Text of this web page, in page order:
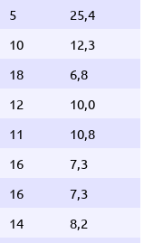
5
25,4
10
12,3
18
6,8
12
10,0
11
10,8
16
7,3
16
7,3
14
8,2